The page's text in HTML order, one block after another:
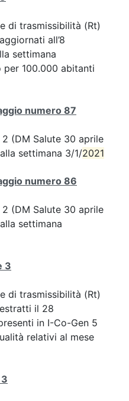
di trasmissibilità (Rt)
all’8
settimana
per 100.000 abitanti
numero 87
(DM Salute 30 aprile
settimana 3/1/2021
numero 86
(DM Salute 30 aprile
settimana
3
di trasmissibilità (Rt)
il 28
in I-Co-Gen 5
relativi al mese